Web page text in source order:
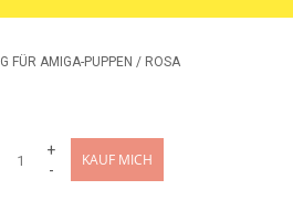
FÜR AMIGA-PUPPEN / ROSA
+
-
KAUF MICH